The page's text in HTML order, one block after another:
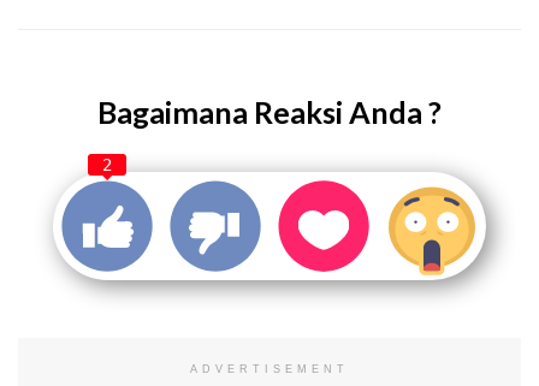
Bagaimana Reaksi Anda ?
2
ADVERTISEMENT